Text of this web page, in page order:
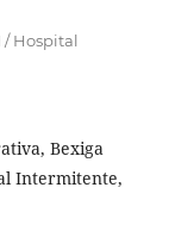
/ Hospital
Bexiga
Intermitente,